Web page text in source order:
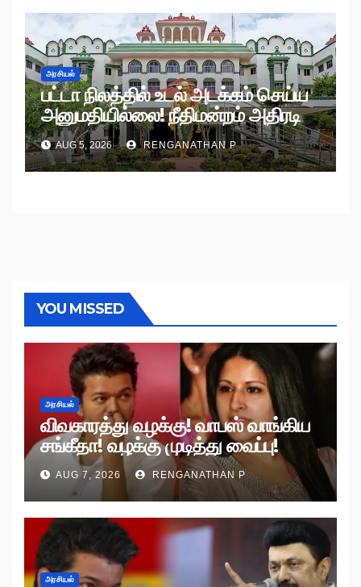
அரசியல்
பட்டா நிலத்தில் உடல் அடக்கம் செய்ய
அனுமதியில்லை! நீதிமன்றம் அதிரடி
உத்தரவு!
AUG 5, 2026 RENGANATHAN P
YOU MISSED
அரசியல்
விவகாரத்து வழக்கு! வாபஸ் வாங்கிய
சங்கீதா! வழக்கு முடித்து வைப்பு!
AUG 7, 2026 RENGANATHAN P
அரசியல்